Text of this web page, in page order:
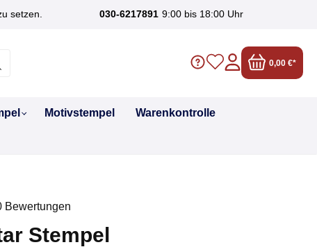
setzen. 030-6217891 9:00 bis 18:00 Uhr
0,00 €*
Motivstempel Warenkontrolle
Bewertungen
Stempel